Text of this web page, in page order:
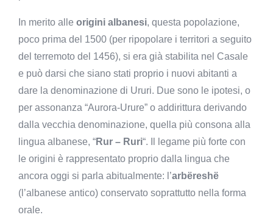
In merito alle origini albanesi, questa popolazione,
poco prima del 1500 (per ripopolare i territori a seguito
del terremoto del 1456), si era già stabilita nel Casale
e può darsi che siano stati proprio i nuovi abitanti a
dare la denominazione di Ururi. Due sono le ipotesi, o
per assonanza “Aurora-Urure” o addirittura derivando
dalla vecchia denominazione, quella più consona alla
lingua albanese, “Rur – Ruri“. Il legame più forte con
le origini è rappresentato proprio dalla lingua che
ancora oggi si parla abitualmente: l’arbëreshë
(l’albanese antico) conservato soprattutto nella forma
orale.